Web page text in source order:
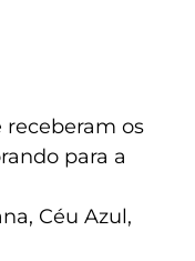
receberam os
para a
Céu Azul,